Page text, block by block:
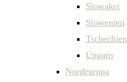
Slowakei
Slowenien
Tschechien
Ungarn
Nordeuropa